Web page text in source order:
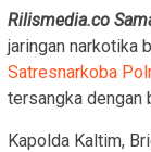
Rilismedia.co
jaringan narkotika
Satresnarkoba
tersangka dengan
Kapolda Kaltim,